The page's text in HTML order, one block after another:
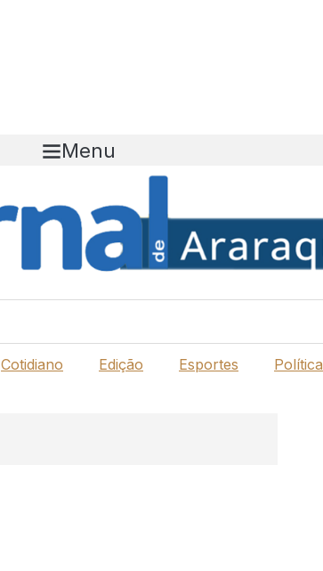
Menu
Cotidiano Edição Esportes Política